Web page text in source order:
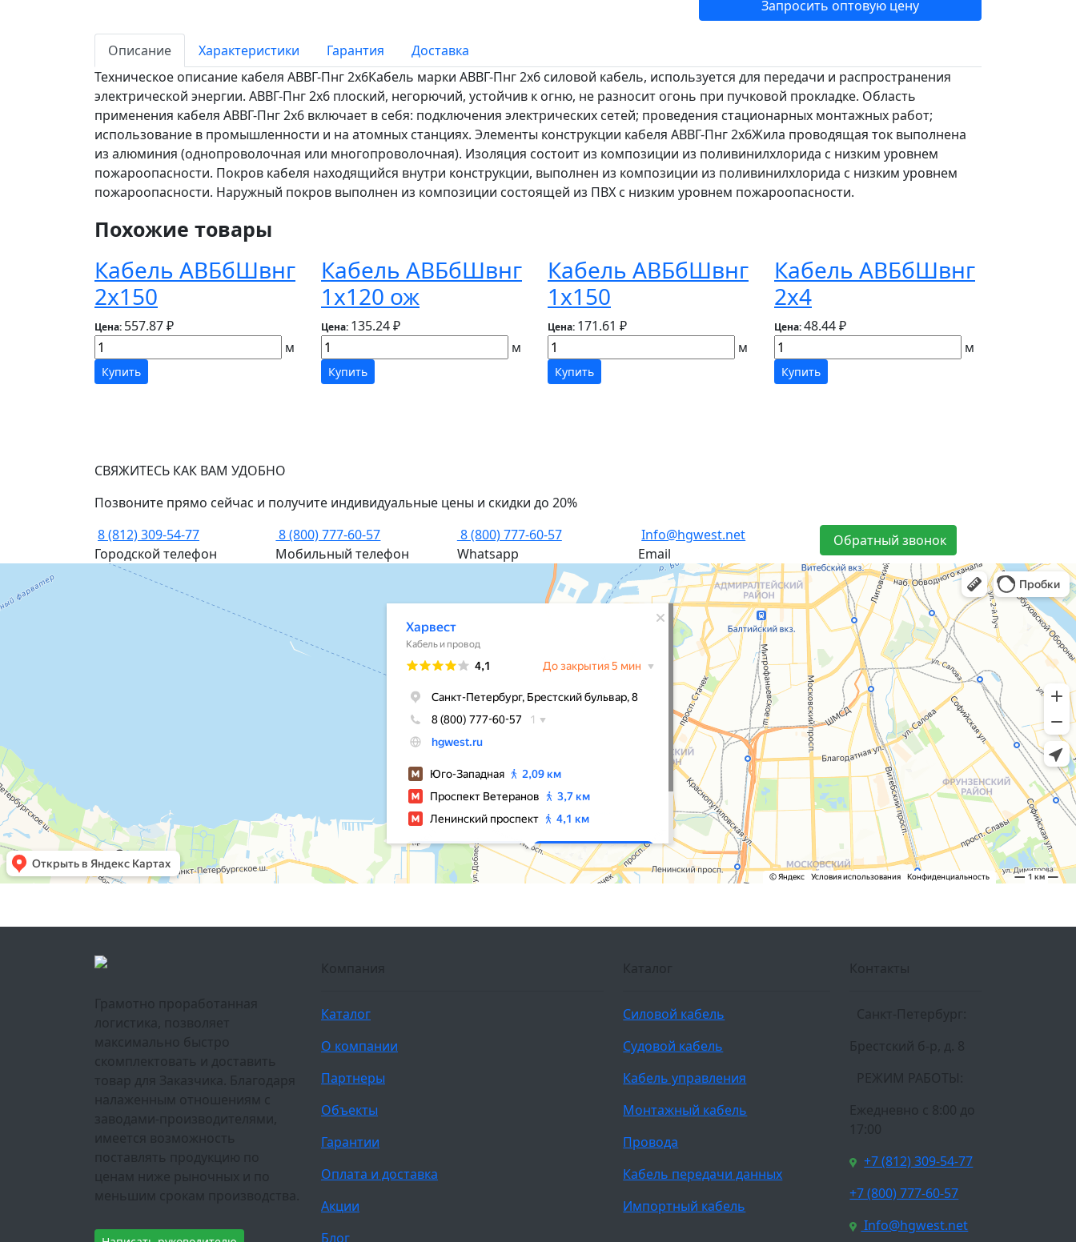
Запросить оптовую цену
Описание Характеристики Гарантия
Доставка
Техническое описание кабеля АВВГ-Пнг 2х6Кабель марки АВВГ-Пнг 2х6 силовой кабель, используется для передачи и распространения
электрической энергии. АВВГ-Пнг 2х6 плоский, негорючий, устойчив к огню, не разносит огонь при пучковой прокладке. Область
применения кабеля АВВГ-Пнг 2х6 включает в себя: подключения электрических сетей; проведения стационарных монтажных работ;
использование в промышленности и на атомных станциях. Элементы конструкции кабеля АВВГ-Пнг 2х6Жила проводящая ток выполнена
из алюминия (однопроволочная или многопроволочная). Изоляция состоит из композиции из поливинилхлорида с низким уровнем
пожароопасности. Покров кабеля находящийся внутри конструкции, выполнен из композиции из поливинилхлорида с низким уровнем
пожароопасности. Наружный покров выполнен из композиции состоящей из ПВХ с низким уровнем пожароопасности.
Похожие товары
Кабель АВБбШвнг
2х150
Цена: 557.87 ₽
м
Купить
Кабель АВБбШвнг
1х120 ож
Цена: 135.24 ₽
м
Купить
Кабель АВБбШвнг
1х150
Цена: 171.61 ₽
м
Купить
Кабель АВБбШвнг
2х4
Цена:48.44 ₽
м
Купить
СВЯЖИТЕСЬ КАК ВАМ УДОБНО
Позвоните прямо сейчас и получите индивидуальные цены и скидки до 20%
8 (812) 309-54-77
Городской телефон
8 (800) 777-60-57
Мобильный телефон
8 (800) 777-60-57
Whatsapp
Info@hgwest.net
Email
Обратный звонок
Грамотно проработанная
логистика, позволяет
максимально быстро
скомплектовать и доставить
товар для Заказчика. Благодаря
налаженным отношениям с
заводами-производителями,
имеется возможность
поставлять продукцию по
ценам ниже рыночных и по
меньшим срокам производства.
Компания
Каталог
О компании
Партнеры
Объекты
Гарантии
Оплата и доставка
Акции
Блог
Каталог
Силовой кабель
Судовой кабель
Кабель управления
Монтажный кабель
Провода
Кабель передачи данных
Импортный кабель
Контакты
Санкт-Петербург:
Брестский б-р, д. 8
РЕЖИМ РАБОТЫ:
Ежедневно c 8:00 до
17:00
+7 (812) 309-54-77
+7 (800) 777-60-57
Info@hgwest.net